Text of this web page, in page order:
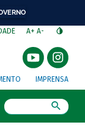
A+ A-
IMPRENSA